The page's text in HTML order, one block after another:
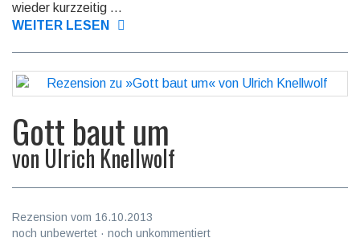
wieder kurzzeitig ...
WEITER LESEN
Gott baut um
von Ulrich Knellwolf
Rezension vom 16.10.2013
noch unbewertet · noch unkommentiert